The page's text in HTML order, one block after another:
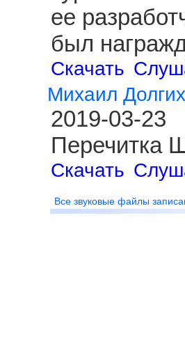
ее
был
Скачать
Михаил Долгих
2019-03-23
Перечитка
Скачать
Все звуковые файлы